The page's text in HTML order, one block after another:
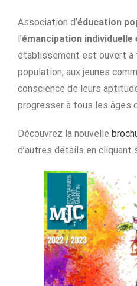
Association d’éducation
l’émancipation
établissement est ouvert à
population, aux jeunes
conscience de leurs
progresser à tous les âges
Découvrez la nouvelle
d’autres détails en cliquant